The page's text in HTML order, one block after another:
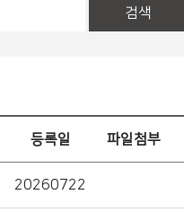
검색
등록일 파일첨부
20260722